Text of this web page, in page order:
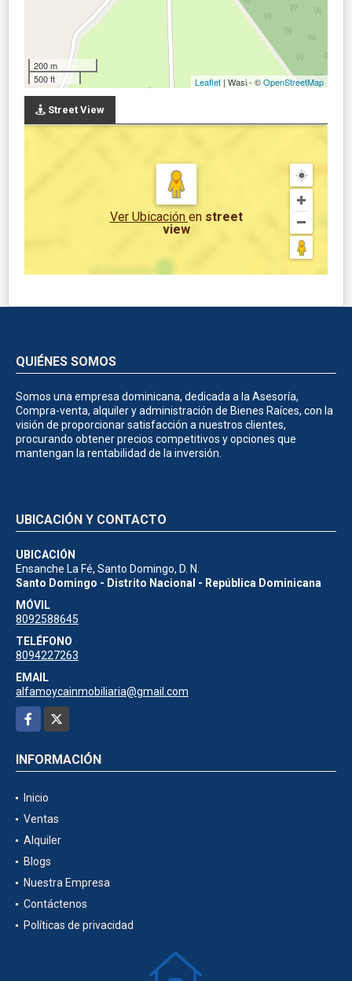
200 m
500 ft
Leaflet | Wasi - ©OpenStreetMap
Street View
Ver Ubicación en street
view
QUIÉNES SOMOS
Somos una empresa dominicana, dedicada a la Asesoría,
Compra-venta, alquiler y administración de Bienes Raíces, con la
visión de proporcionar satisfacción a nuestros clientes,
procurando obtener precios competitivos y opciones que
mantengan la rentabilidad de la inversión.
UBICACIÓN Y CONTACTO
UBICACIÓN
Ensanche La Fé, Santo Domingo, D. N.
Santo Domingo - Distrito Nacional - República Dominicana
MÓVIL
8092588645
TELÉFONO
8094227263
EMAIL
alfamoycainmobiliaria@gmail.com
Facebook
INFORMACIÓN
Inicio
Ventas
Alquiler
Blogs
Nuestra Empresa
Contáctenos
Políticas de privacidad